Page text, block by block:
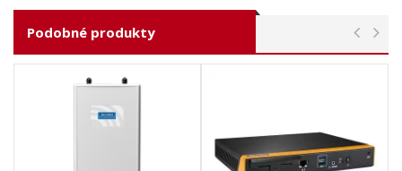
Podobné produkty